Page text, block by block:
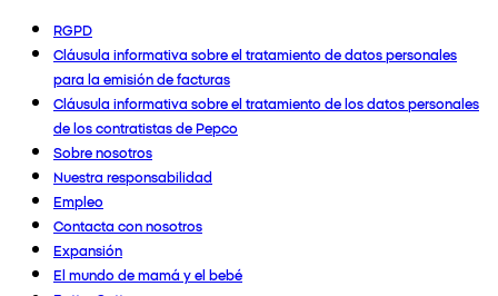
RGPD
Cláusula informativa sobre el tratamiento de datos personales
para la emisión de facturas
Cláusula informativa sobre el tratamiento de los datos personales
de los contratistas de Pepco
Sobre nosotros
Nuestra responsabilidad
Empleo
Contacta con nosotros
Expansión
El mundo de mamá y el bebé